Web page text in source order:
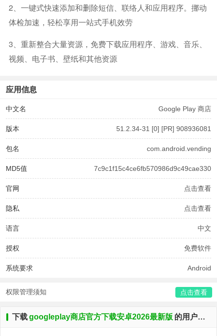
2、一键式快速添加和删除短信、联络人和应用程序。挪动
体检加速，轻松享用一站式手机效劳
3、重新整合大量资源，免费下载应用程序、游戏、音乐、
视频、电子书、壁纸和其他资源
应用信息
中文名 Google Play 商店
版本 51.2.34-31 [0] [PR] 908936081
包名 com.android.vending
MD5值 7c9c1f15c4ce6fb570986d9c49cae330
官网 点击查看
隐私 点击查看
语言 中文
授权 免费软件
系统要求 Android
权限管理须知 点击查看
下载googleplay商店官方下载安卓2026最新版 的用户还下载了